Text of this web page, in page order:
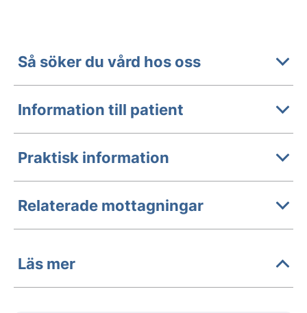
Så söker du vård hos oss
Information till patient
Praktisk information
Relaterade mottagningar
Läs mer